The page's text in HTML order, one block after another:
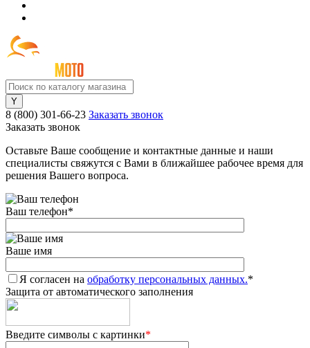
8 (800) 301-66-23 Заказать звонок
Заказать звонок
Оставьте Ваше сообщение и контактные данные и наши
специалисты свяжутся с Вами в ближайшее рабочее время для
решения Вашего вопроса.
Ваш телефон*
Ваше имя
Я согласен на обработку персональных данных.*
Защита от автоматического заполнения
Введите символы с картинки*